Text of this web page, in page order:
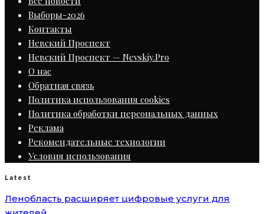
Выборы-2026
Контакты
Невский Проспект
Невский Проспект — Nevskiy.Pro
О нас
Обратная связь
Политика использования cookies
Политика обработки персональных данных
Реклама
Рекомендательные технологии
Условия использования
Latest
Ленобласть расширяет цифровые услуги для